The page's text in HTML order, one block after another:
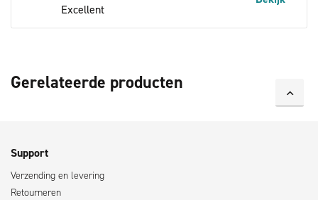
Verduister je kamer én houd insecten buiten met de
Kortom: de ideale hor voor een dakraam! Verkrijgbaar in
Excellent
Gerelateerde producten
Support
Verzending en levering
Retourneren